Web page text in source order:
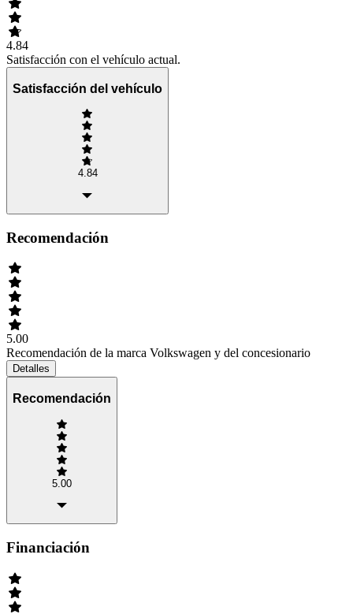
4.84
Satisfacción con el vehículo actual.
Satisfacción del vehículo
4.84
Recomendación
5.00
Recomendación de la marca Volkswagen y del concesionario
Detalles
Recomendación
5.00
Financiación